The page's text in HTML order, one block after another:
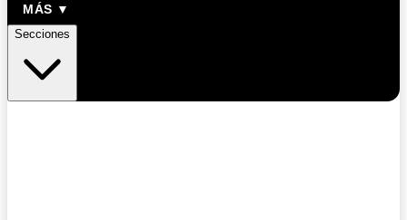
MÁS ▼
Secciones